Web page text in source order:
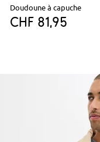
Doudoune à capuche
CHF 81,95